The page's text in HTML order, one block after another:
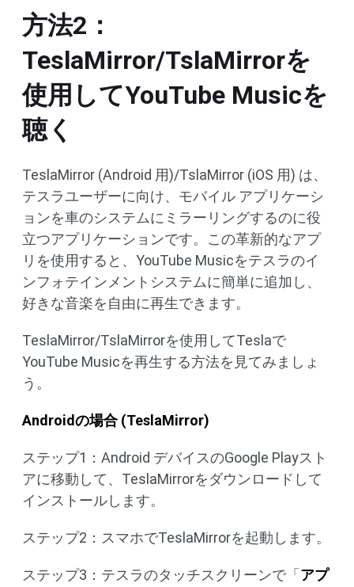
方法2：
TeslaMirror/TslaMirrorを
使用してYouTube Musicを
聴く
TeslaMirror (Android 用)/TslaMirror (iOS 用) は、
テスラユーザーに向け、モバイル アプリケーシ
ョンを車のシステムにミラーリングするのに役
立つアプリケーションです。この革新的なアプ
リを使用すると、YouTube Musicをテスラのイ
ンフォテインメントシステムに簡単に追加し、
好きな音楽を自由に再生できます。
TeslaMirror/TslaMirrorを使用してTeslaで
YouTube Musicを再生する方法を見てみましょ
う。
Androidの場合 (TeslaMirror)
ステップ1：Android デバイスのGoogle Playスト
アに移動して、TeslaMirrorをダウンロードして
インストールします。
ステップ2：スマホでTeslaMirrorを起動します。
ステップ3：テスラのタッチスクリーンで「 アプ